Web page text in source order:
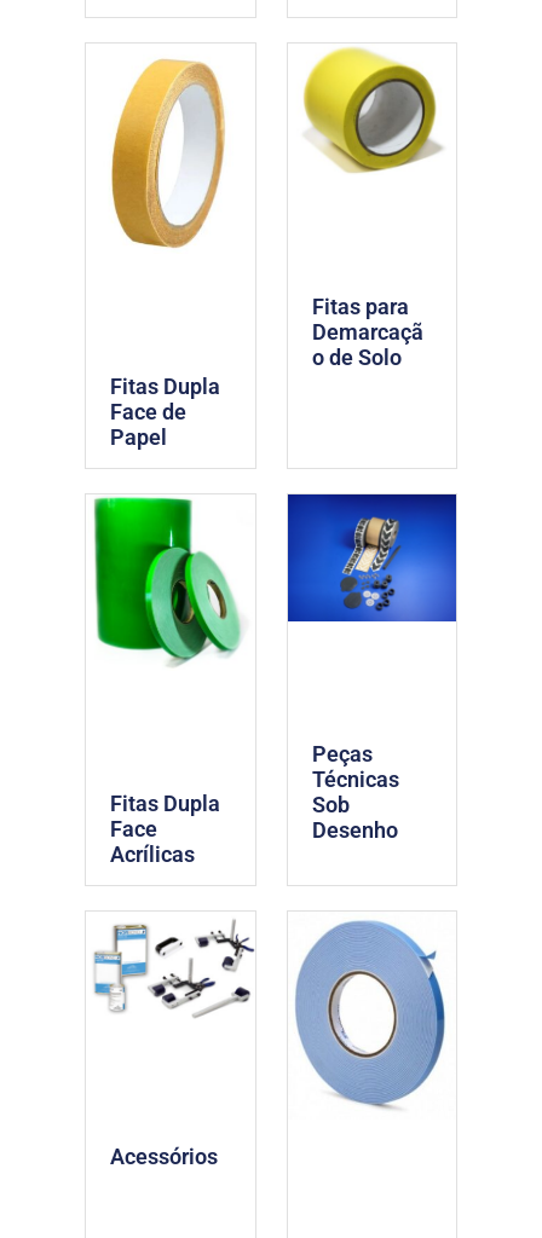
Fitas Dupla
Face de
Papel
Fitas para
Demarcaçã
o de Solo
Fitas Dupla
Face
Acrílicas
Peças
Técnicas
Sob
Desenho
Acessórios